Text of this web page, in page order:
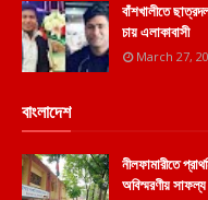
বাঁশখালীতে
চায় এলাকাবাসী
March 27,
বাংলাদেশ
নীলফামারীতে
অবিস্মরণীয় সাফল্য